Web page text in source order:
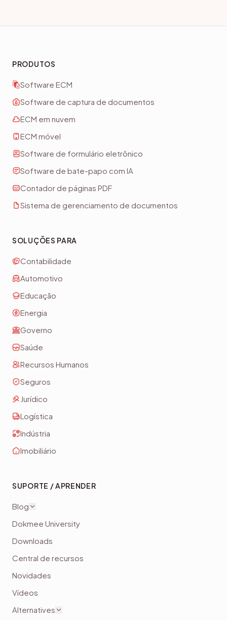
Profissionais de saúde gastam até 35% do seu […]
PRODUTOS
Software ECM
Software de captura de documentos
ECM em nuvem
ECM móvel
Software de formulário eletrônico
Software de bate-papo com IA
Contador de páginas PDF
Sistema de gerenciamento de documentos
SOLUÇÕES PARA
Contabilidade
Automotivo
Educação
Energia
Governo
Saúde
Recursos Humanos
Seguros
Jurídico
Logística
Indústria
Imobiliário
SUPORTE / APRENDER
Blog
Dokmee University
Downloads
Central de recursos
Novidades
Vídeos
Alternatives